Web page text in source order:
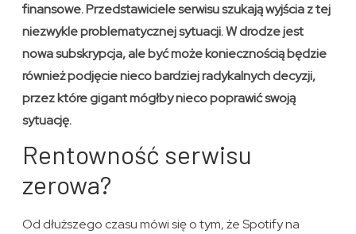
finansowe. Przedstawiciele serwisu szukają wyjścia z tej
niezwykle problematycznej sytuacji. W drodze jest
nowa subskrypcja, ale być może koniecznością będzie
również podjęcie nieco bardziej radykalnych decyzji,
przez które gigant mógłby nieco poprawić swoją
sytuację.
Rentowność serwisu
zerowa?
Od dłuższego czasu mówi się o tym, że Spotify na